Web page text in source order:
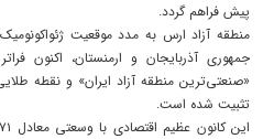
پیش فراهم گردد.
منطقه آزاد ارس به مدد موقعیت
جمهوری آذربایجان و ارمنستان، اکنون
«صنعتی‌ترین منطقه آزاد ایران» و نقطه
تثبیت شده است.